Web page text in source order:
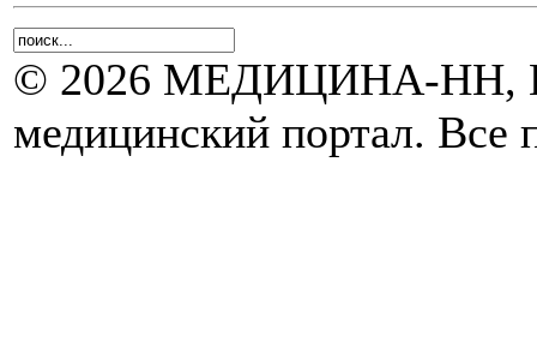
© 2026 МЕДИЦИНА-НН,
медицинский портал. Все